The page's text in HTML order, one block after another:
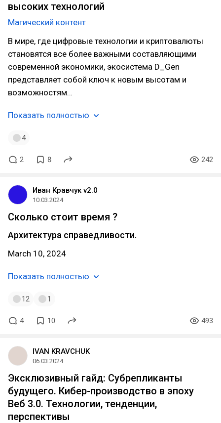
высоких технологий
Магический контент
В мире, где цифровые технологии и криптовалюты
становятся все более важными составляющими
современной экономики, экосистема D_Gen
представляет собой ключ к новым высотам и
возможностям…
Показать полностью
4
2 8 242
Иван Кравчук v2.0
10.03.2024
Сколько стоит время ?
Архитектура справедливости.
March 10, 2024
Показать полностью
12 1
4 10 493
IVAN KRAVCHUK
06.03.2024
Эксклюзивный гайд: Субрепликанты
будущего. Кибер-производство в эпоху
Веб 3.0. Технологии, тенденции,
перспективы